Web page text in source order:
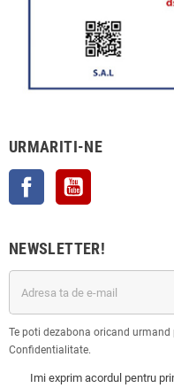
URMARITI-NE
Facebook
NEWSLETTER!
Te poti dezabona oricand
Confidentialitate.
Imi exprim acordul pentru